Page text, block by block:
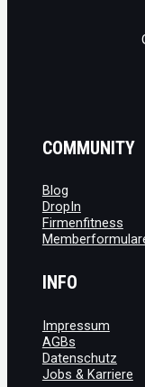
COMMUNITY
Blog
DropIn
Firmenfitness
INFO
Impressum
AGBs
Datenschutz
Jobs & Karriere